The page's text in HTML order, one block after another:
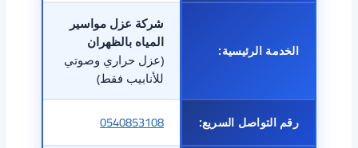
الخدمة الرئيسية:
شركة عزل مواسير
المياه بالظهران
(عزل حراري وصوتي
للأنابيب فقط)
رقم التواصل السريع: 0540853108